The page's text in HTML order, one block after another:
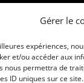
Gérer le
expériences,
et/ou accéder aux
nous permettra de
ID uniques sur ce